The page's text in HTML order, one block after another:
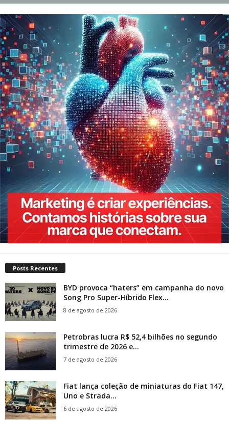
Posts Recentes
BYD provoca “haters” em campanha do novo
Song Pro Super-Híbrido Flex...
8 de agosto de 2026
Petrobras lucra R$ 52,4 bilhões no segundo
trimestre de 2026 e...
7 de agosto de 2026
Fiat lança coleção de miniaturas do Fiat 147,
Uno e Strada...
6 de agosto de 2026